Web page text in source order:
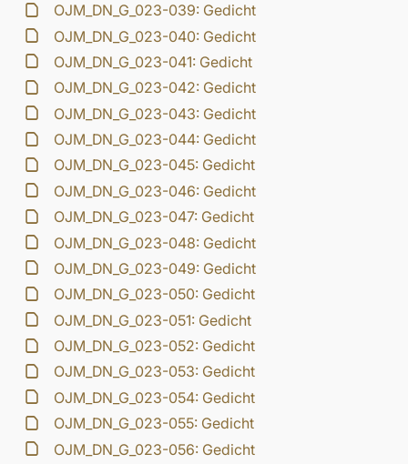
OJM_DN_G_023-039: Gedicht
OJM_DN_G_023-040: Gedicht
OJM_DN_G_023-041: Gedicht
OJM_DN_G_023-042: Gedicht
OJM_DN_G_023-043: Gedicht
OJM_DN_G_023-044: Gedicht
OJM_DN_G_023-045: Gedicht
OJM_DN_G_023-046: Gedicht
OJM_DN_G_023-047: Gedicht
OJM_DN_G_023-048: Gedicht
OJM_DN_G_023-049: Gedicht
OJM_DN_G_023-050: Gedicht
OJM_DN_G_023-051: Gedicht
OJM_DN_G_023-052: Gedicht
OJM_DN_G_023-053: Gedicht
OJM_DN_G_023-054: Gedicht
OJM_DN_G_023-055: Gedicht
OJM_DN_G_023-056: Gedicht